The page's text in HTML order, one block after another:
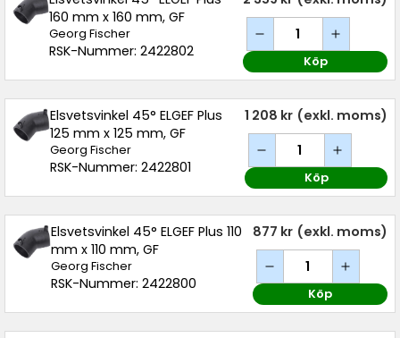
160 mm x 160 mm, GF
Georg Fischer
RSK-Nummer: 2422802
Köp
Elsvetsvinkel 45° ELGEF Plus
125 mm x 125 mm, GF
Georg Fischer
RSK-Nummer: 2422801
1 208 kr (exkl. moms)
Köp
Elsvetsvinkel 45° ELGEF Plus 110
mm x 110 mm, GF
Georg Fischer
RSK-Nummer: 2422800
877 kr (exkl. moms)
Köp